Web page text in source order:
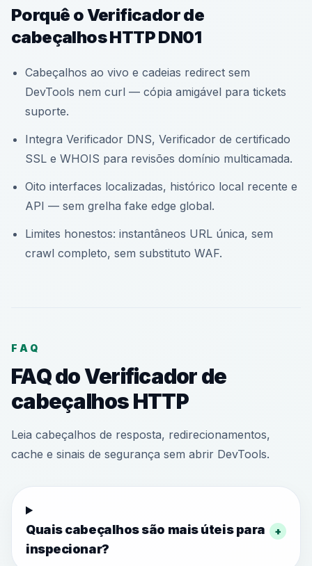
Porquê o Verificador de
cabeçalhos HTTP DN01
Cabeçalhos ao vivo e cadeias redirect sem
DevTools nem curl — cópia amigável para tickets
suporte.
Integra Verificador DNS, Verificador de certificado
SSL e WHOIS para revisões domínio multicamada.
Oito interfaces localizadas, histórico local recente e
API — sem grelha fake edge global.
Limites honestos: instantâneos URL única, sem
crawl completo, sem substituto WAF.
FAQ
FAQ do Verificador de
cabeçalhos HTTP
Leia cabeçalhos de resposta, redirecionamentos,
cache e sinais de segurança sem abrir DevTools.
Quais cabeçalhos são mais úteis para
inspecionar?
+